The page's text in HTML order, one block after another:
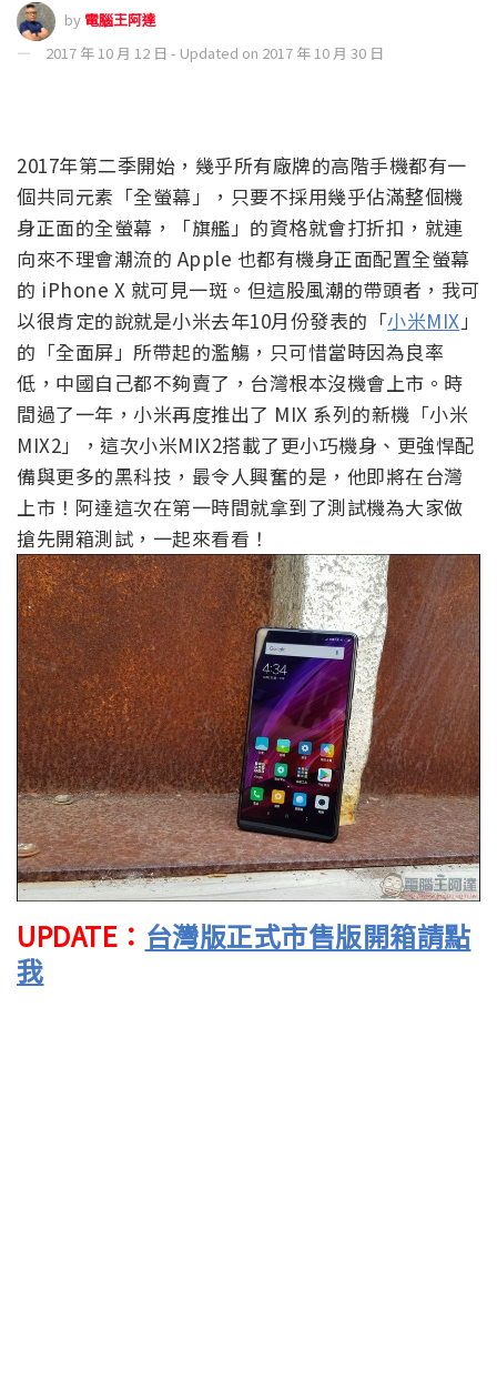
by 電腦王阿達
2017 年 10 月 12 日 - Updated on 2017 年 10 月 30 日
2017年第二季開始，幾乎所有廠牌的高階手機都有一
個共同元素「全螢幕」，只要不採用幾乎佔滿整個機
身正面的全螢幕，「旗艦」的資格就會打折扣，就連
向來不理會潮流的 Apple 也都有機身正面配置全螢幕
的 iPhone X 就可見一斑。但這股風潮的帶頭者，我可
以很肯定的說就是小米去年10月份發表的「小米MIX 」
的「全面屏」所帶起的濫觴，只可惜當時因為良率
低，中國自己都不夠賣了，台灣根本沒機會上市。時
間過了一年，小米再度推出了 MIX 系列的新機「小米
MIX2」，這次小米MIX2搭載了更小巧機身、更強悍配
備與更多的黑科技，最令人興奮的是，他即將在台灣
上市！阿達這次在第一時間就拿到了測試機為大家做
搶先開箱測試，一起來看看！
UPDATE： 台灣版正式市售版開箱請點
我